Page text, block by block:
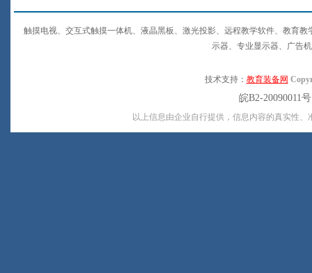
触摸电视、交互式触摸一体机、液晶黑板、激光投影、远程教学软件、教育
示器、专业显示器、广告
技术支持： 教育装备网
皖B2-20090011
以上信息由企业自行提供，信息内容的真实性